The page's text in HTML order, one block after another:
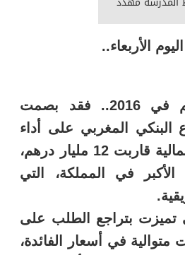
الأربعاء..
– أرباح البنوك المغربية تقارب مليار سنتيم في 2016.. فقد بصمت
البنكي المغربي على أداء
جيد خلال السنة المالية الماضية بأرباح مالية إجمالية قاربت 12 مليار درهم،
في المملكة، التي
غير المشجعة لسنة 2016، التي تميزت بتراجع الطلب على
في أسعار الفائدة،